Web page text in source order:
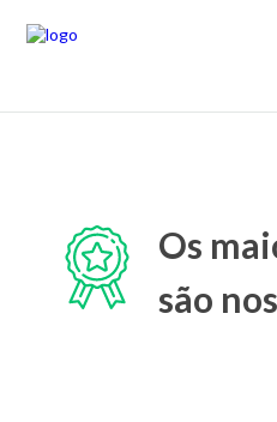
Os
são